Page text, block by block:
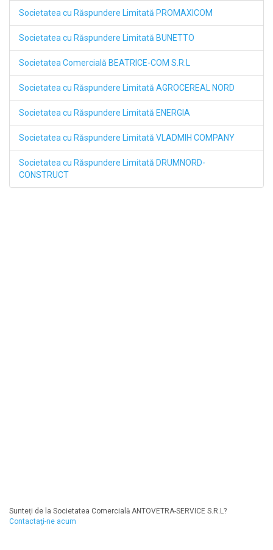
Societatea cu Răspundere Limitată PROMAXICOM
Societatea cu Răspundere Limitată BUNETTO
Societatea Comercială BEATRICE-COM S.R.L
Societatea cu Răspundere Limitată AGROCEREAL NORD
Societatea cu Răspundere Limitată ENERGIA
Societatea cu Răspundere Limitată VLADMIH COMPANY
Societatea cu Răspundere Limitată DRUMNORD-
CONSTRUCT
Sunteți de la Societatea Comercială ANTOVETRA-SERVICE S.R.L?
Contactaţi-ne acum